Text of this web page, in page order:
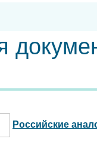
Российские